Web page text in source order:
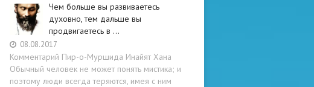
Чем больше вы развиваетесь
духовно, тем дальше вы
продвигаетесь в …
08.08.2017
Комментарий Пир-о-Муршида Инайят Хана
Обычный человек не может понять мистика; и
поэтому люди всегда теряются, имея с ним